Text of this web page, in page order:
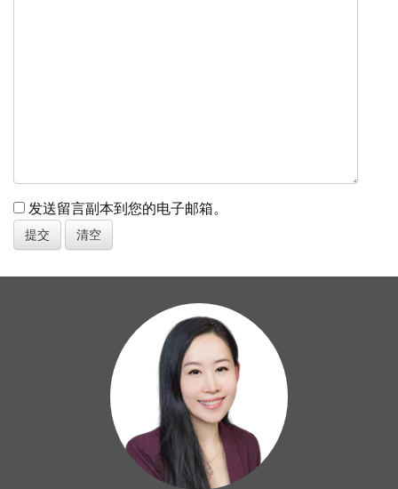
发送留言副本到您的电子邮箱。